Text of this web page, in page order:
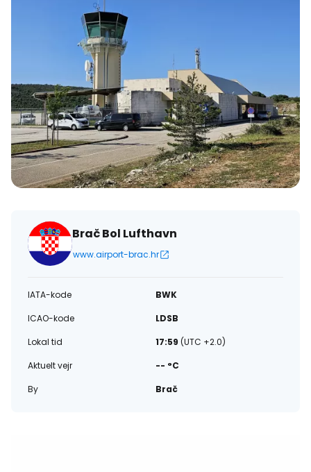
Brač Bol Lufthavn
www.airport-brac.hr
IATA-kode
BWK
ICAO-kode
LDSB
Lokal tid
17:59 (UTC +2.0)
Aktuelt vejr
-- °C
By
Brač